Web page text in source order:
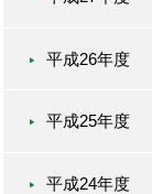
平成26年度
平成25年度
平成24年度